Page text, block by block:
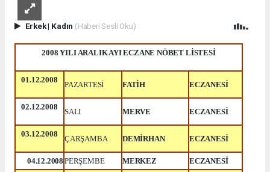
Erkek| Kadın (Haberi Sesli Oku)
2008 YILI ARALIK AYI ECZANE NÖBET LİSTESİ
01.12.2008
PAZARTESİ FATİH ECZANESİ
02.12.2008
SALI MERVE ECZANESİ
03.12.2008
ÇARŞAMBA DEMİRHAN ECZANESİ
04.12.2008 PERŞEMBE MERKEZ
ECZANESİ